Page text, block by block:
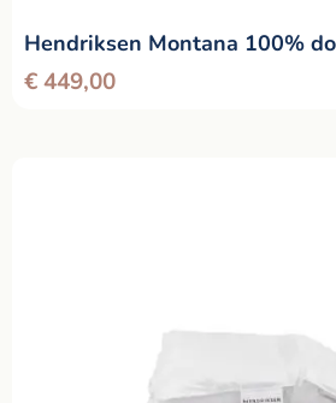
Hendriksen Montana 100%
€449,00